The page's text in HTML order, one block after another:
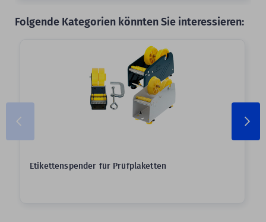
Folgende Kategorien könnten Sie interessieren:
Etikettenspender für Prüfplaketten